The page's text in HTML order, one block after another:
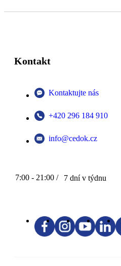
Kontakt
Kontaktujte nás
+420 296 184 910
info@cedok.cz
7:00 - 21:00 / 7 dní v týdnu